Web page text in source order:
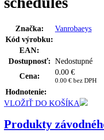
Značka:
Vanrobaeys
Kód výrobku:
EAN:
Dostupnosť: Nedostupné
Cena:
0.00 €
0.00 € bez DPH
Hodnotenie:
VLOŽIŤ DO KOŠÍKA
Produkty